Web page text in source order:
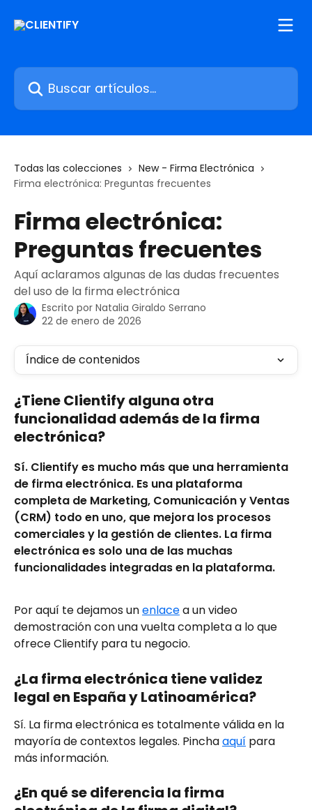
Buscar artículos...
Todas las colecciones
New - Firma Electrónica
Firma electrónica: Preguntas frecuentes
Firma electrónica:
Preguntas frecuentes
Aquí aclaramos algunas de las dudas frecuentes
del uso de la firma electrónica
Escrito por Natalia Giraldo Serrano
22 de enero de 2026
Índice de contenidos
¿Tiene Clientify alguna otra
funcionalidad además de la firma
electrónica?
Sí. Clientify es mucho más que una herramienta
de firma electrónica. Es una plataforma
completa de Marketing, Comunicación y Ventas
(CRM) todo en uno, que mejora los procesos
comerciales y la gestión de clientes. La firma
electrónica es solo una de las muchas
funcionalidades integradas en la plataforma.
Por aquí te dejamos un enlace a un video
demostración con una vuelta completa a lo que
ofrece Clientify para tu negocio.
¿La firma electrónica tiene validez
legal en España y Latinoamérica?
Sí. La firma electrónica es totalmente válida en la
mayoría de contextos legales. Pincha aquí para
más información.
¿En qué se diferencia la firma